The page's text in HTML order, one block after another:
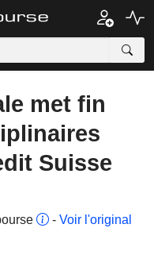
met fin
Suisse
- Voir l'original